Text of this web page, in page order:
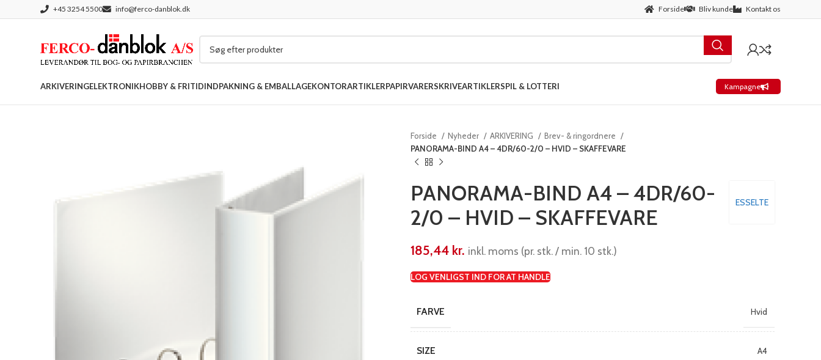
+45 3254 5500 info@ferco-danblok.dk Forside Bliv kunde Kontakt os
ARKIVERINGELEKTRONIKHOBBY & FRITIDINDPAKNING & EMBALLAGEKONTORARTIKLERPAPIRVARERSKRIVEARTIKLERSPIL & LOTTERI Kampagne
Forside Nyheder ARKIVERING
Brev- & ringordnere
PANORAMA-BIND A4 – 4DR/60-2/0 – HVID – SKAFFEVARE
ESSELTE
PANORAMA-BIND A4 – 4DR/60-
2/0 – HVID – SKAFFEVARE
185,44 kr. inkl. moms (pr. stk. / min. 10 stk.)
LOG VENLIGST IND FOR AT HANDLE
FARVE Hvid
SIZE A4